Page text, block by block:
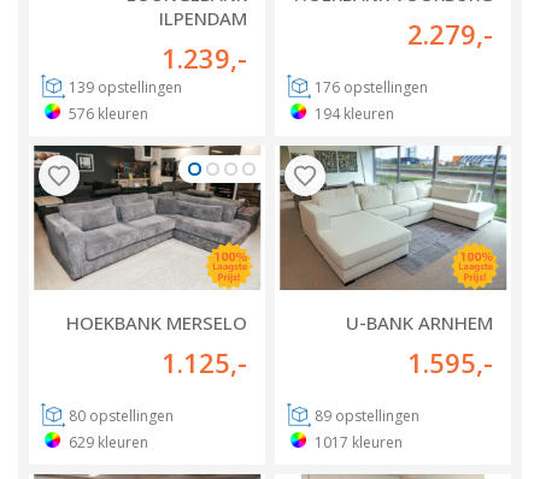
ILPENDAM
1.239,-
139 opstellingen
576 kleuren
2.279,-
176 opstellingen
194 kleuren
HOEKBANK MERSELO
1.125,-
80 opstellingen
629 kleuren
U-BANK ARNHEM
1.595,-
89 opstellingen
1017 kleuren